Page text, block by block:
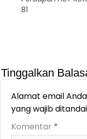
81
Tinggalkan
Alamat email
yang wajib ditandai
Komentar *